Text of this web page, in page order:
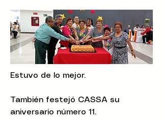
Estuvo de lo mejor.
También festejó CASSA su
aniversario número 11.